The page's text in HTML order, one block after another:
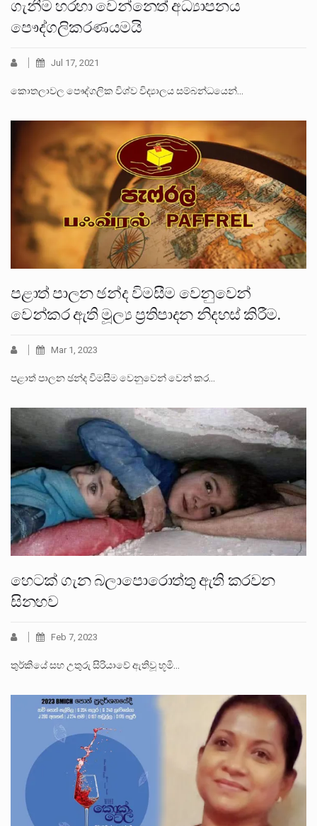
ගැනීම හරහා වෙන්නෙත් අධ්‍යාපනය
පෞද්ගලිකරණයමයි
Jul 17, 2021
කොතලාවල පෞද්ගලික විශ්ව විද්‍යාලය සම්බන්ධයෙන්…
පළාත් පාලන ඡන්ද විමසීම වෙනුවෙන්
වෙන්කර ඇති මූල්‍ය ප්‍රතිපාදන නිදහස් කිරීම.
Mar 1, 2023
පළාත් පාලන ඡන්ද විමසීම වෙනුවෙන් වෙන් කර…
හෙටක් ගැන බලාපොරොත්තු ඇති කරවන
සිනහව
Feb 7, 2023
තුර්කියේ සහ උතුරු සිරියාවේ ඇතිවූ භූමි…